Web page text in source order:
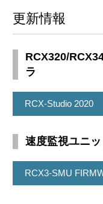
更新情報
RCX320/
ラ
RCX-Studio 2020
速度監視ユニ
RCX3-SMU